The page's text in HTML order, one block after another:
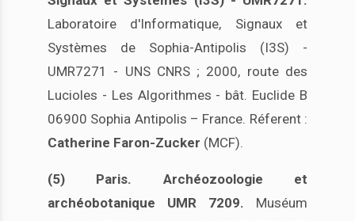
Laboratoire d'Informatique, Signaux et
Systèmes de Sophia-Antipolis (I3S) -
UMR7271 - UNS CNRS ; 2000, route des
Lucioles - Les Algorithmes - bât. Euclide B
06900 Sophia Antipolis – France. Réferent :
Catherine Faron-Zucker (MCF).
(5) Paris. Archéozoologie et
archéobotanique UMR 7209. Muséum